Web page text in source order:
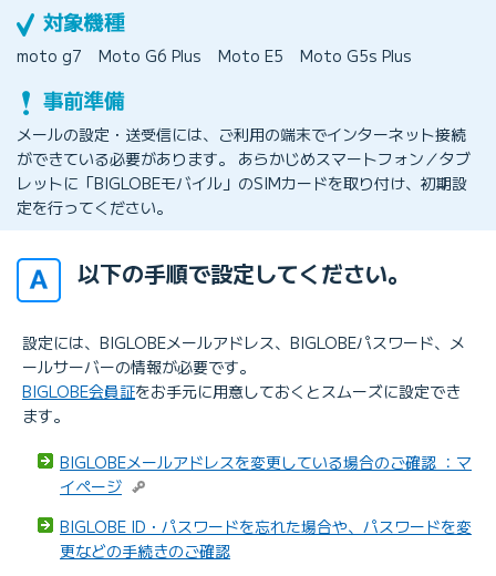
moto g7 Moto G6 Plus Moto E5 Moto G5s Plus
メールの設定・送受信には、ご利用の端末でインターネット接続
ができている必要があります。 あらかじめスマートフォン／タブ
レットに「BIGLOBEモバイル」のSIMカードを取り付け、初期設
定を行ってください。
以下の手順で設定してください。
設定には、BIGLOBEメールアドレス、BIGLOBEパスワード、メ
ールサーバーの情報が必要です。
BIGLOBE会員証をお手元に用意しておくとスムーズに設定でき
ます。
BIGLOBEメールアドレスを変更している場合のご確認 ：マ
イページ
BIGLOBE ID・パスワードを忘れた場合や、パスワードを変
更などの手続きのご確認